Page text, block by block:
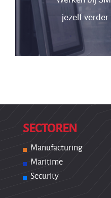
jezelf
SECTOREN
Manufacturing
Maritime
Security